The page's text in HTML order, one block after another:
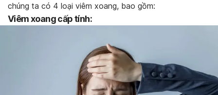
chúng ta có 4 loại viêm xoang, bao gồm:
Viêm xoang cấp tính: